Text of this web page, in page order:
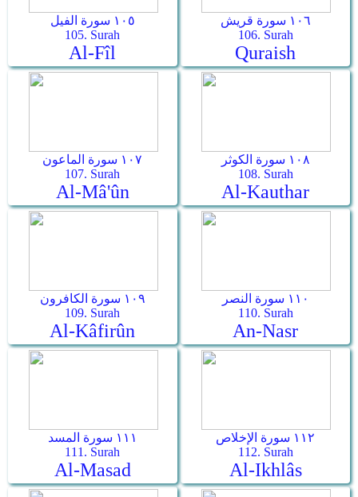
١٠٥ سورة الفيل
105. Surah
Al-Fîl
١٠٦ سورة قريش
106. Surah
Quraish
١٠٧ سورة الماعون
107. Surah
Al-Mâ'ûn
١٠٨ سورة الكوثر
108. Surah
Al-Kauthar
١٠٩ سورة الكافرون
109. Surah
Al-Kâfirûn
١١٠ سورة النصر
110. Surah
An-Nasr
١١١ سورة المسد
111. Surah
Al-Masad
١١٢ سورة الإخلاص
112. Surah
Al-Ikhlâs